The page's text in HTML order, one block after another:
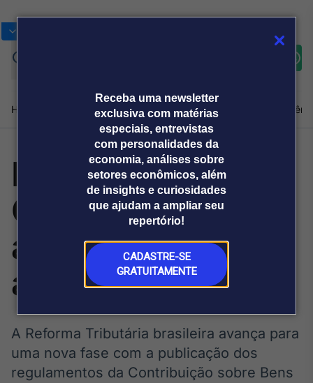
Receba uma newsletter
exclusiva com matérias
especiais, entrevistas
com personalidades da
economia, análises sobre
setores econômicos, além
de insights e curiosidades
que ajudam a ampliar seu
repertório!
CADASTRE-SE
GRATUITAMENTE
Home Produtos e soluçõesNotíciasBlogWeekend
Plataformas
Broadcast
Broadcast+
O mercado
financeiro em
tempo real
Broadcast
Agro
Tudo sobre o
agronegócio
Sobre nós Releases Broadcast
Prêmio Broadcast
Analistas
Prêmio Broadcast
Empresas
Agências de
comunicação
Releases
Publicação da
CBS e IBS
aceleram
adaptação fiscal
A Reforma Tributária brasileira avança para
uma nova fase com a publicação dos
regulamentos da Contribuição sobre Bens